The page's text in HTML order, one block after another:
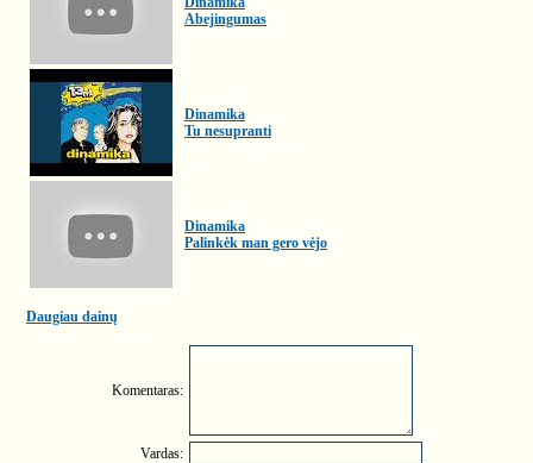
Abejingumas
Dinamika
Tu nesupranti
Dinamika
Palinkėk man gero vėjo
Daugiau dainų
Komentaras:
Vardas: